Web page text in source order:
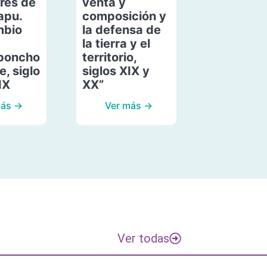
siglo
→
composición y
la defensa de
la tierra y el
territorio,
siglos XIX y
XX”
Ver más →
Ver todas